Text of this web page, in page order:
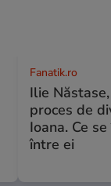
Fanatik.ro
Ilie
proces de
Ioana. Ce
între ei